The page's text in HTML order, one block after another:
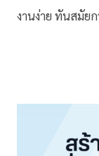
งานง่าย ทันสมัยก